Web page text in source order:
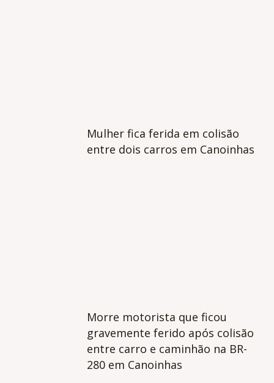
Mulher fica ferida em colisão
entre dois carros em Canoinhas
Morre motorista que ficou
gravemente ferido após colisão
entre carro e caminhão na BR-
280 em Canoinhas